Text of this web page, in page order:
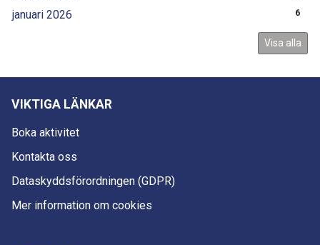
januari 2026 6
Visa alla
VIKTIGA LÄNKAR
Boka aktivitet
Kontakta oss
Dataskyddsförordningen (GDPR)
Mer information om cookies